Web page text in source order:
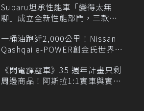
Subaru坦承性能車「變得太無
聊」成立全新性能部門，三款手
一桶油跑近2,000公里！Nissan
Qashqai e-POWER創金氏世界紀
《閃電霹靂車》35 週年計畫只剩
周邊商品！阿斯拉1:1實車與實體